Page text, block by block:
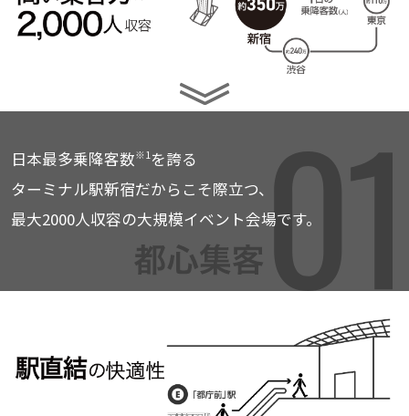
日本最多乗降客数※1を誇る
ターミナル駅新宿だからこそ際立つ、
最大2000人収容の大規模イベント会場です。